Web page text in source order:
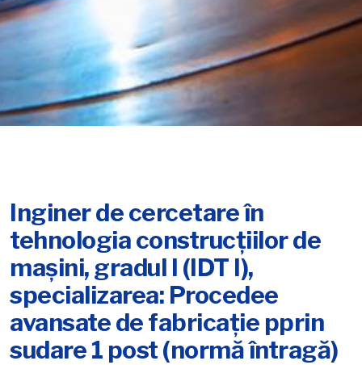
Inginer de cercetare în
tehnologia construcțiilor de
mașini, gradul I (IDT I),
specializarea: Procedee
avansate de fabricație pprin
sudare 1 post (normă întragă)